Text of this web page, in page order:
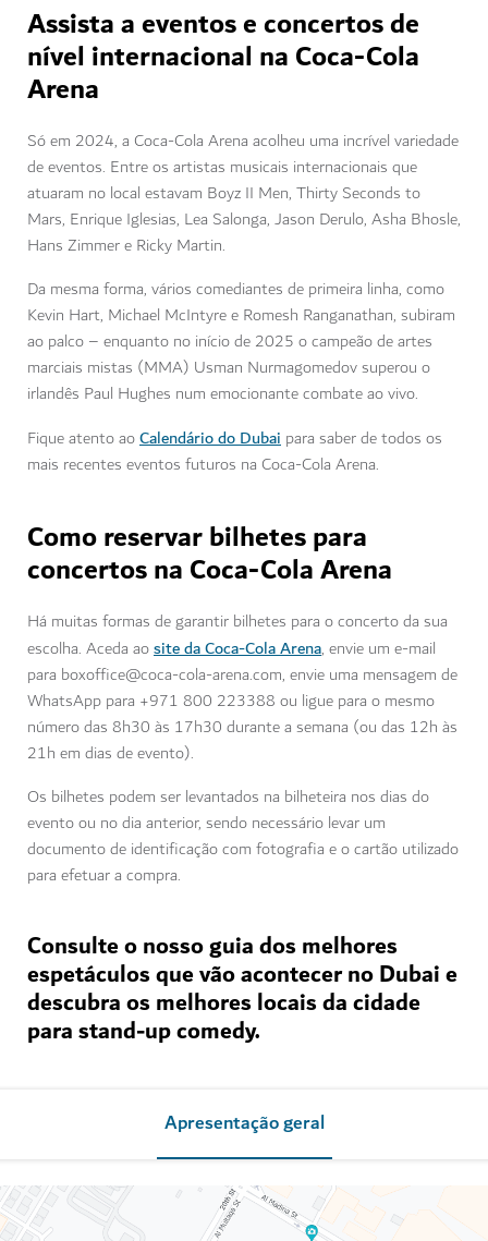
Assista a eventos e concertos de
nível internacional na Coca-Cola
Arena
Só em 2024, a Coca-Cola Arena acolheu uma incrível variedade
de eventos. Entre os artistas musicais internacionais que
atuaram no local estavam Boyz II Men, Thirty Seconds to
Mars, Enrique Iglesias, Lea Salonga, Jason Derulo, Asha Bhosle,
Hans Zimmer e Ricky Martin.
Da mesma forma, vários comediantes de primeira linha, como
Kevin Hart, Michael McIntyre e Romesh Ranganathan, subiram
ao palco – enquanto no início de 2025 o campeão de artes
marciais mistas (MMA) Usman Nurmagomedov superou o
irlandês Paul Hughes num emocionante combate ao vivo.
Fique atento aoCalendário do Dubai para saber de todos os
mais recentes eventos futuros na Coca-Cola Arena.
Como reservar bilhetes para
concertos na Coca-Cola Arena
Há muitas formas de garantir bilhetes para o concerto da sua
escolha. Aceda aosite da Coca-Cola Arena, envie um e-mail
para boxoffice@coca-cola-arena.com, envie uma mensagem de
WhatsApp para +971 800 223388 ou ligue para o mesmo
número das 8h30 às 17h30 durante a semana (ou das 12h às
21h em dias de evento).
Os bilhetes podem ser levantados na bilheteira nos dias do
evento ou no dia anterior, sendo necessário levar um
documento de identificação com fotografia e o cartão utilizado
para efetuar a compra.
Consulte o nosso guia dos melhores
espetáculos que vão acontecer no Dubai e
descubra os melhores locais da cidade
para stand-up comedy.
Apresentação geral